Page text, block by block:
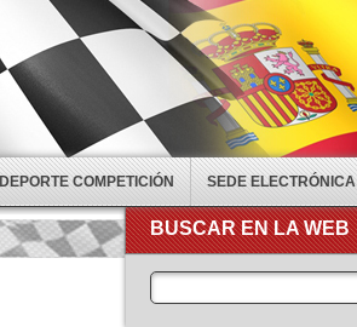
DEPORTE COMPETICIÓN SEDE ELECTRÓNICA
BUSCAR EN LA WEB